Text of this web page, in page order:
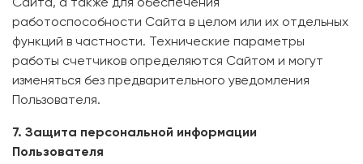
Сайта, а также для обеспечения
работоспособности Сайта в целом или их отдельных
функций в частности. Технические параметры
работы счетчиков определяются Сайтом и могут
изменяться без предварительного уведомления
Пользователя.
7. Защита персональной информации
Пользователя